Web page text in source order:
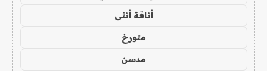
أناقة أنثى
متورخ
مدسن